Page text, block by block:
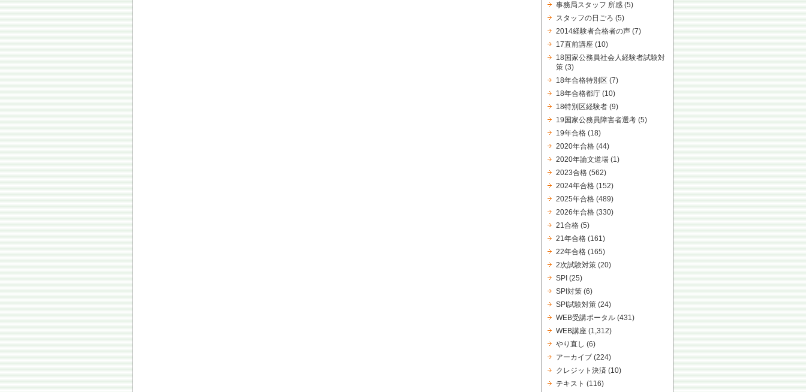
事務局スタッフ 所感 (5)
スタッフの日ごろ (5)
2014経験者合格者の声 (7)
17直前講座 (10)
18国家公務員社会人経験者試験対
策 (3)
18年合格特別区 (7)
18年合格都庁 (10)
18特別区経験者 (9)
19国家公務員障害者選考 (5)
19年合格 (18)
2020年合格 (44)
2020年論文道場 (1)
2023合格 (562)
2024年合格 (152)
2025年合格 (489)
2026年合格 (330)
21合格 (5)
21年合格 (161)
22年合格 (165)
2次試験対策 (20)
SPI (25)
SPI対策 (6)
SPI試験対策 (24)
WEB受講ポータル (431)
WEB講座 (1,312)
やり直し (6)
アーカイブ (224)
クレジット決済 (10)
テキスト (116)